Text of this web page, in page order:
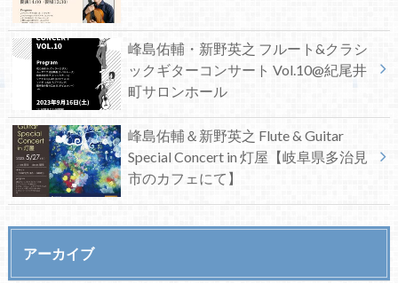
峰島佑輔・新野英之 フルート&クラシ
ックギターコンサート Vol.10@紀尾井
町サロンホール
峰島佑輔＆新野英之 Flute & Guitar
Special Concert in 灯屋【岐阜県多治見
市のカフェにて】
アーカイブ